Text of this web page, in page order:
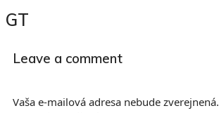
GT
Leave a comment
Vaša e-mailová adresa nebude zverejnená.